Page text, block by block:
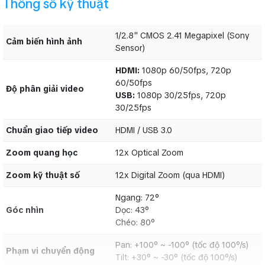
giao thức UVC (USB Video Class) bằng phần mềm livestream vMix
" Khám phá thêm các thiết bị hội nghị Lumens chính hãng tại
trang danh mục sản phẩm camera Lumens
Thông số kỹ thuật
Cảm biến hình ảnh
1/2.8" CMOS 2.41 Megapixel (Sony
Sensor)
Độ phân giải video
HDMI: 1080p 60/50fps, 720p
60/50fps
USB: 1080p 30/25fps, 720p
30/25fps
Chuẩn giao tiếp video HDMI / USB 3.0
Zoom quang học 12x Optical Zoom
Zoom kỹ thuật số 12x Digital Zoom (qua HDMI)
Góc nhìn
Ngang: 72°
Dọc: 43°
Chéo: 80°
Phạm vi chuyển động
Pan: +100° ~ -100° (tốc độ 100°/s)
Tilt: +30° ~ -30° (tốc độ 100°/s)